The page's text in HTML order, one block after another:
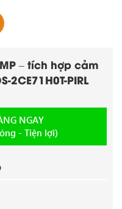
– tích hợp cảm
2CE71H0T-PIRL
NGAY
- Tiện lợi)